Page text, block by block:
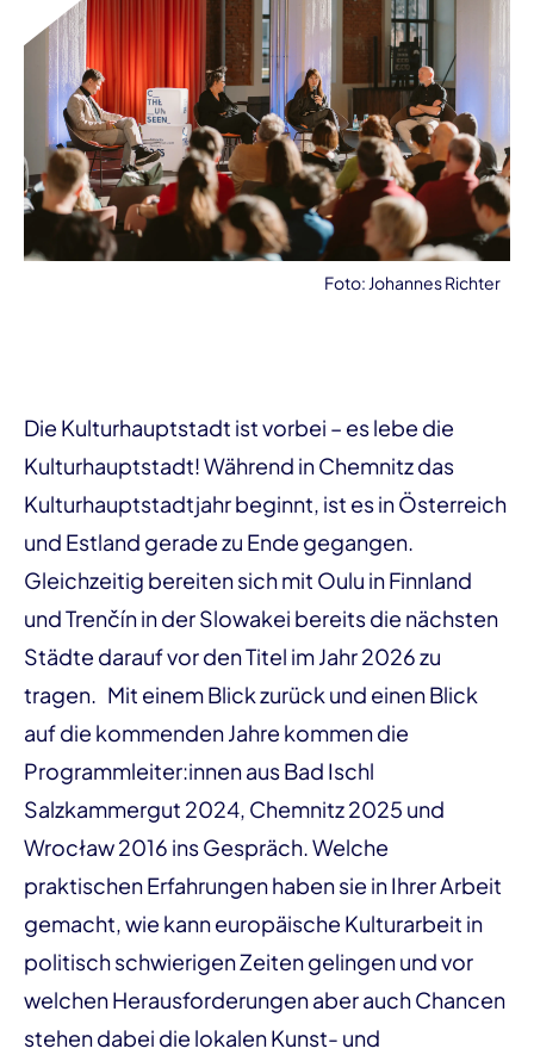
Foto: Johannes Richter
Die Kulturhauptstadt ist vorbei – es lebe die
Kulturhauptstadt! Während in Chemnitz das
Kulturhauptstadtjahr beginnt, ist es in Österreich
und Estland gerade zu Ende gegangen.
Gleichzeitig bereiten sich mit Oulu in Finnland
und Trenčín in der Slowakei bereits die nächsten
Städte darauf vor den Titel im Jahr 2026 zu
tragen. Mit einem Blick zurück und einen Blick
auf die kommenden Jahre kommen die
Programmleiter:innen aus Bad Ischl
Salzkammergut 2024, Chemnitz 2025 und
Wrocław 2016 ins Gespräch. Welche
praktischen Erfahrungen haben sie in Ihrer Arbeit
gemacht, wie kann europäische Kulturarbeit in
politisch schwierigen Zeiten gelingen und vor
welchen Herausforderungen aber auch Chancen
stehen dabei die lokalen Kunst- und